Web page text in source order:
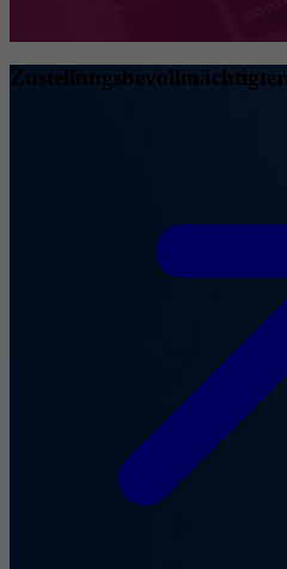
Zustellungsbevollmächtigter